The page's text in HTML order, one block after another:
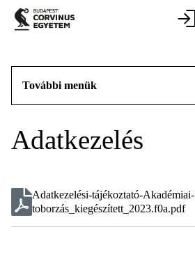
További menük
Adatkezelés
Adatkezelési-tájékoztató-Akadémiai-
toborzás_kiegészített_2023.f0a.pdf